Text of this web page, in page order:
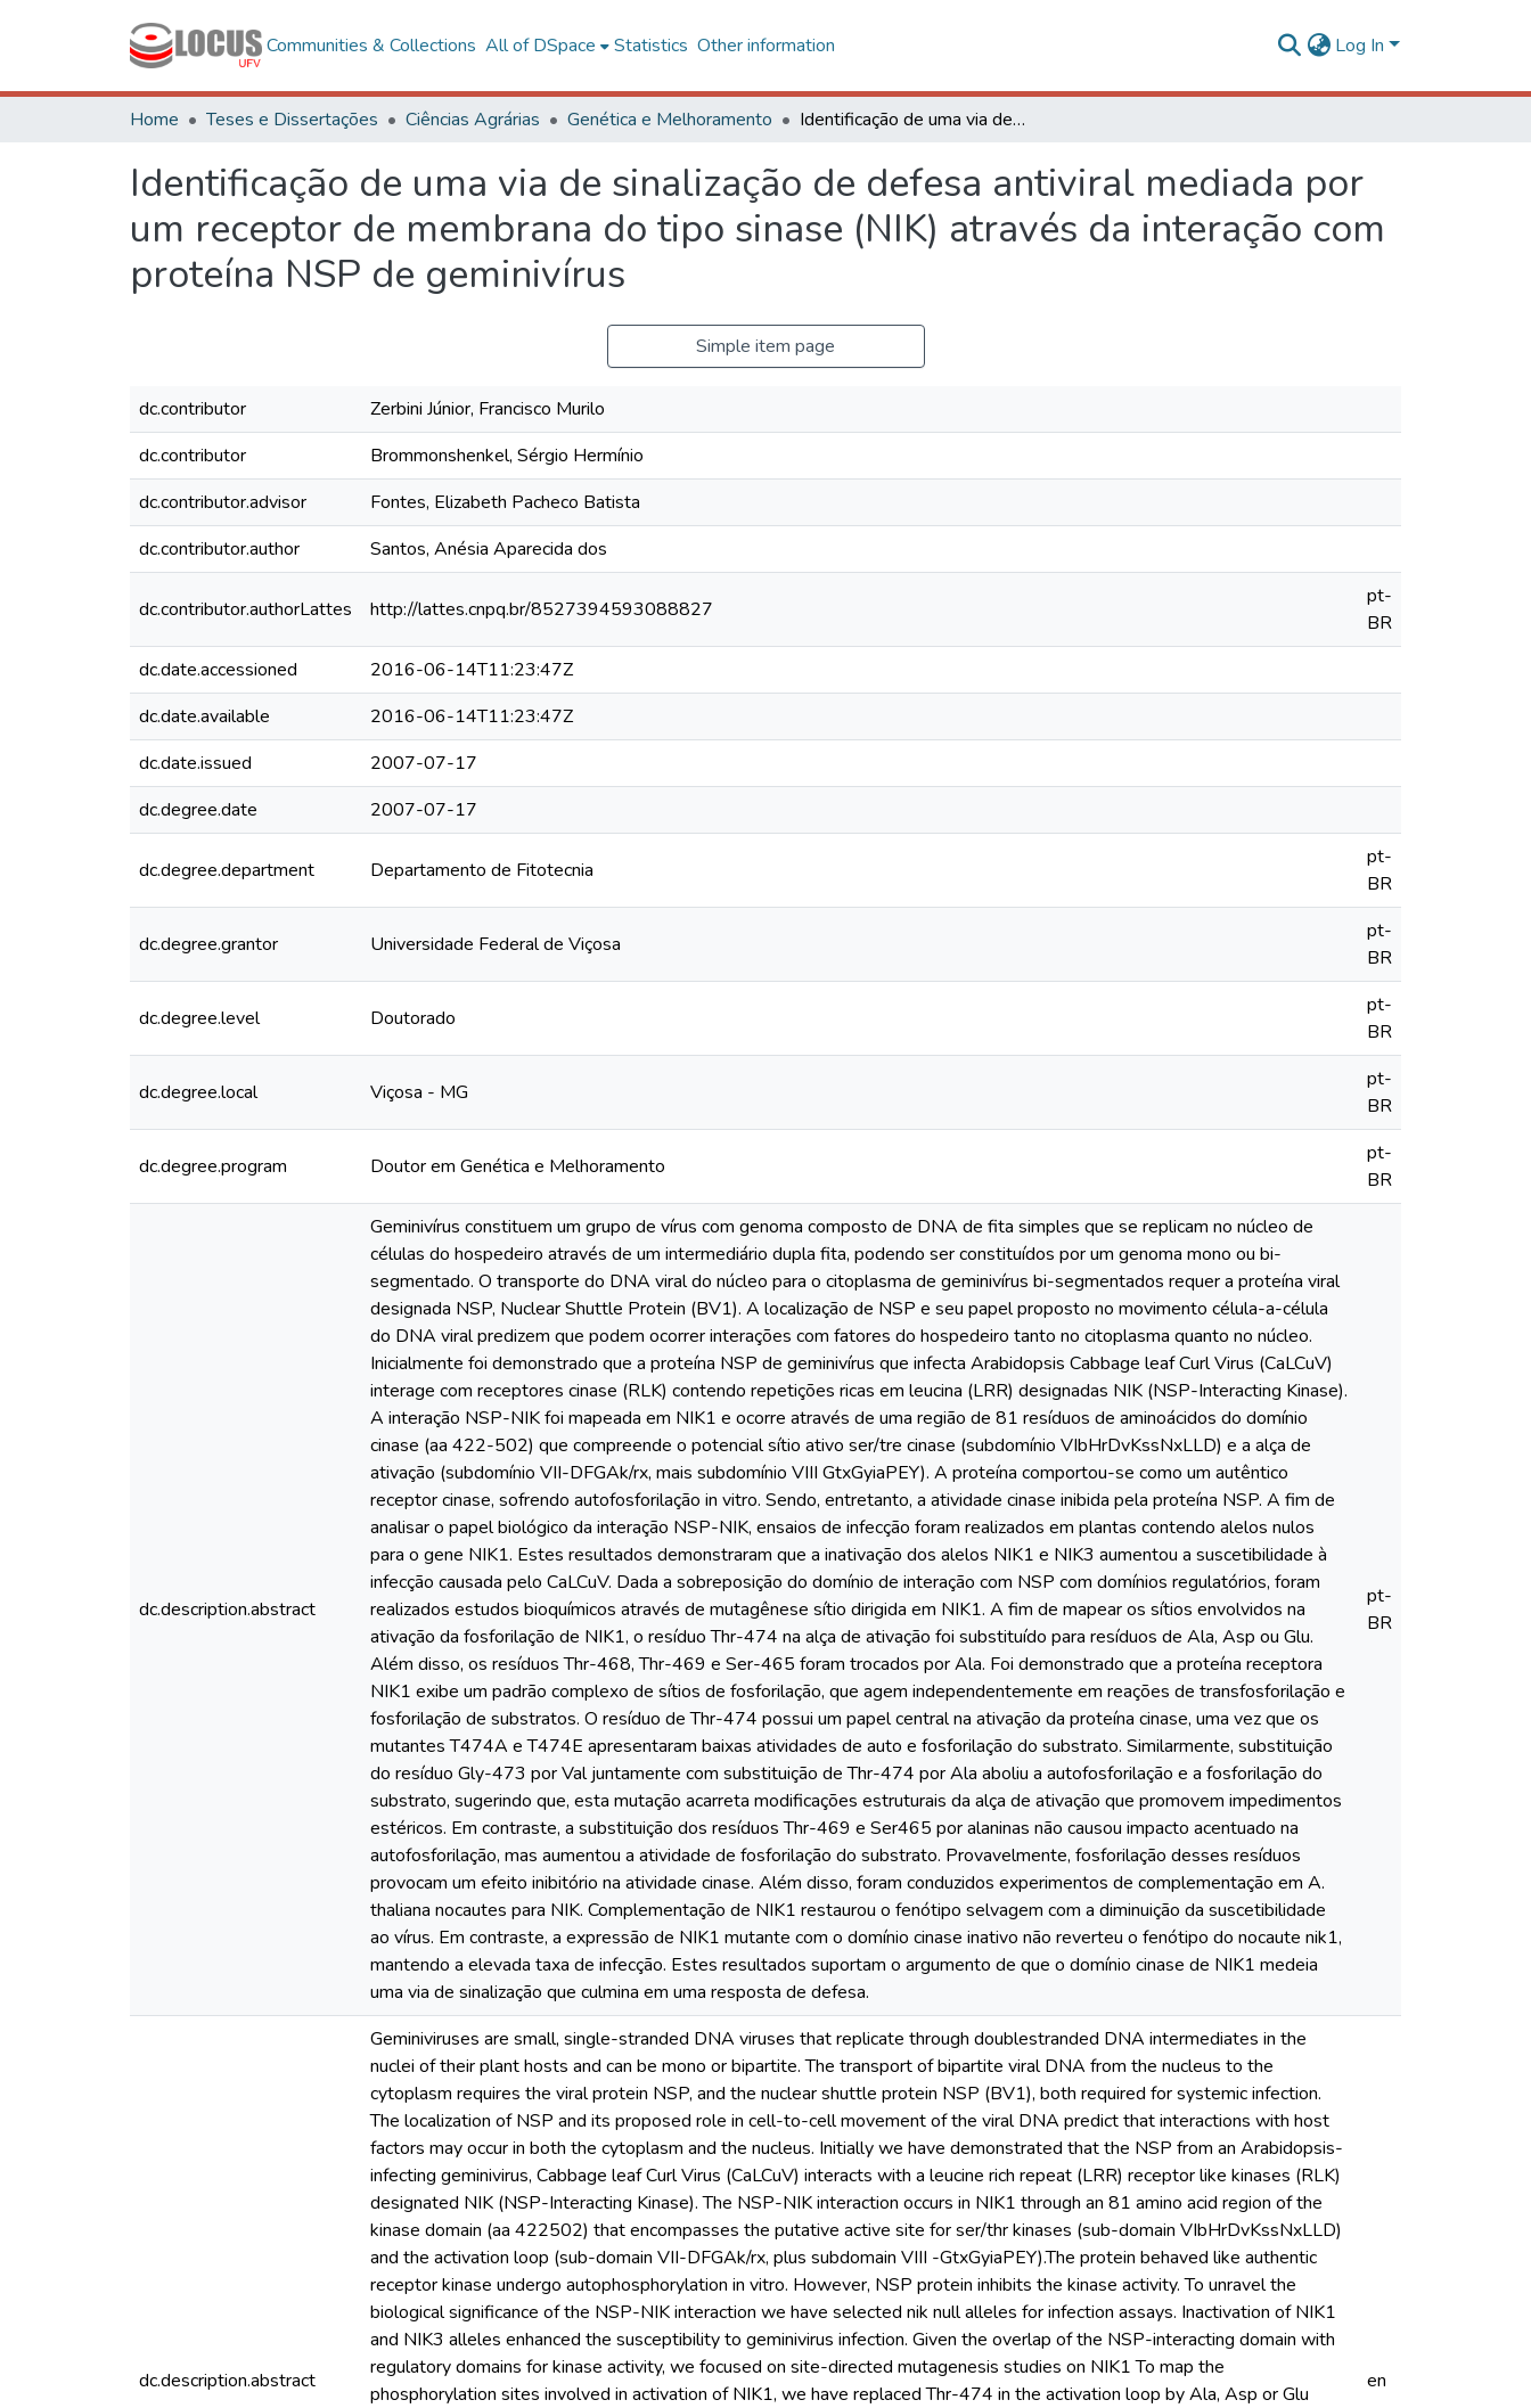
Communities & Collections All of DSpace Statistics Other information Log In
Home Teses e Dissertações Ciências Agrárias Genética e Melhoramento Identificação de uma via de sinalização de defesa antiviral mediada por um receptor de membrana do tipo sinase (NIK) através da interação com proteína NSP de geminivírus
Identificação de uma via de sinalização de defesa antiviral mediada por
um receptor de membrana do tipo sinase (NIK) através da interação com
proteína NSP de geminivírus
Simple item page
dc.contributor
Zerbini Júnior, Francisco Murilo
dc.contributor
Brommonshenkel, Sérgio Hermínio
dc.contributor.advisor
Fontes, Elizabeth Pacheco Batista
dc.contributor.author
Santos, Anésia Aparecida dos
dc.contributor.authorLattes http://lattes.cnpq.br/8527394593088827
pt-
BR
dc.date.accessioned
2016-06-14T11:23:47Z
dc.date.available
2016-06-14T11:23:47Z
dc.date.issued
2007-07-17
dc.degree.date
2007-07-17
dc.degree.department Departamento de Fitotecnia
pt-
BR
dc.degree.grantor Universidade Federal de Viçosa
pt-
BR
dc.degree.level Doutorado
pt-
BR
dc.degree.local Viçosa - MG
pt-
BR
dc.degree.program Doutor em Genética e Melhoramento
pt-
BR
dc.description.abstract
Geminivírus constituem um grupo de vírus com genoma composto de DNA de fita simples que se replicam no núcleo de
células do hospedeiro através de um intermediário dupla fita, podendo ser constituídos por um genoma mono ou bi-
segmentado. O transporte do DNA viral do núcleo para o citoplasma de geminivírus bi-segmentados requer a proteína viral
designada NSP, Nuclear Shuttle Protein (BV1). A localização de NSP e seu papel proposto no movimento célula-a-célula
do DNA viral predizem que podem ocorrer interações com fatores do hospedeiro tanto no citoplasma quanto no núcleo.
Inicialmente foi demonstrado que a proteína NSP de geminivírus que infecta Arabidopsis Cabbage leaf Curl Virus (CaLCuV)
interage com receptores cinase (RLK) contendo repetições ricas em leucina (LRR) designadas NIK (NSP-Interacting Kinase).
A interação NSP-NIK foi mapeada em NIK1 e ocorre através de uma região de 81 resíduos de aminoácidos do domínio
cinase (aa 422-502) que compreende o potencial sítio ativo ser/tre cinase (subdomínio VIbHrDvKssNxLLD) e a alça de
ativação (subdomínio VII-DFGAk/rx, mais subdomínio VIII GtxGyiaPEY). A proteína comportou-se como um autêntico
receptor cinase, sofrendo autofosforilação in vitro. Sendo, entretanto, a atividade cinase inibida pela proteína NSP. A fim de
analisar o papel biológico da interação NSP-NIK, ensaios de infecção foram realizados em plantas contendo alelos nulos
para o gene NIK1. Estes resultados demonstraram que a inativação dos alelos NIK1 e NIK3 aumentou a suscetibilidade à
infecção causada pelo CaLCuV. Dada a sobreposição do domínio de interação com NSP com domínios regulatórios, foram
realizados estudos bioquímicos através de mutagênese sítio dirigida em NIK1. A fim de mapear os sítios envolvidos na
ativação da fosforilação de NIK1, o resíduo Thr-474 na alça de ativação foi substituído para resíduos de Ala, Asp ou Glu.
Além disso, os resíduos Thr-468, Thr-469 e Ser-465 foram trocados por Ala. Foi demonstrado que a proteína receptora
NIK1 exibe um padrão complexo de sítios de fosforilação, que agem independentemente em reações de transfosforilação e
fosforilação de substratos. O resíduo de Thr-474 possui um papel central na ativação da proteína cinase, uma vez que os
mutantes T474A e T474E apresentaram baixas atividades de auto e fosforilação do substrato. Similarmente, substituição
do resíduo Gly-473 por Val juntamente com substituição de Thr-474 por Ala aboliu a autofosforilação e a fosforilação do
substrato, sugerindo que, esta mutação acarreta modificações estruturais da alça de ativação que promovem impedimentos
estéricos. Em contraste, a substituição dos resíduos Thr-469 e Ser465 por alaninas não causou impacto acentuado na
autofosforilação, mas aumentou a atividade de fosforilação do substrato. Provavelmente, fosforilação desses resíduos
provocam um efeito inibitório na atividade cinase. Além disso, foram conduzidos experimentos de complementação em A.
thaliana nocautes para NIK. Complementação de NIK1 restaurou o fenótipo selvagem com a diminuição da suscetibilidade
ao vírus. Em contraste, a expressão de NIK1 mutante com o domínio cinase inativo não reverteu o fenótipo do nocaute nik1,
mantendo a elevada taxa de infecção. Estes resultados suportam o argumento de que o domínio cinase de NIK1 medeia
uma via de sinalização que culmina em uma resposta de defesa.
pt-
BR
dc.description.abstract
Geminiviruses are small, single-stranded DNA viruses that replicate through doublestranded DNA intermediates in the
nuclei of their plant hosts and can be mono or bipartite. The transport of bipartite viral DNA from the nucleus to the
cytoplasm requires the viral protein NSP, and the nuclear shuttle protein NSP (BV1), both required for systemic infection.
The localization of NSP and its proposed role in cell-to-cell movement of the viral DNA predict that interactions with host
factors may occur in both the cytoplasm and the nucleus. Initially we have demonstrated that the NSP from an Arabidopsis-
infecting geminivirus, Cabbage leaf Curl Virus (CaLCuV) interacts with a leucine rich repeat (LRR) receptor like kinases (RLK)
designated NIK (NSP-Interacting Kinase). The NSP-NIK interaction occurs in NIK1 through an 81 amino acid region of the
kinase domain (aa 422502) that encompasses the putative active site for ser/thr kinases (sub-domain VIbHrDvKssNxLLD)
and the activation loop (sub-domain VII-DFGAk/rx, plus subdomain VIII -GtxGyiaPEY).The protein behaved like authentic
receptor kinase undergo autophosphorylation in vitro. However, NSP protein inhibits the kinase activity. To unravel the
biological significance of the NSP-NIK interaction we have selected nik null alleles for infection assays. Inactivation of NIK1
and NIK3 alleles enhanced the susceptibility to geminivirus infection. Given the overlap of the NSP-interacting domain with
regulatory domains for kinase activity, we focused on site-directed mutagenesis studies on NIK1 To map the
phosphorylation sites involved in activation of NIK1, we have replaced Thr-474 in the activation loop by Ala, Asp or Glu
en